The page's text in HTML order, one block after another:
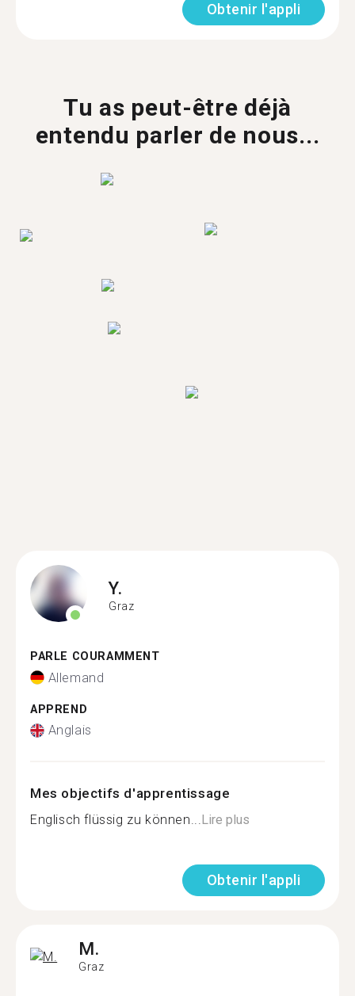
Obtenir l'appli
Tu as peut-être déjà
entendu parler de nous...
Y.
Graz
PARLE COURAMMENT
Allemand
APPREND
Anglais
Mes objectifs d'apprentissage
Englisch flüssig zu können...Lire plus
Obtenir l'appli
M.
Graz